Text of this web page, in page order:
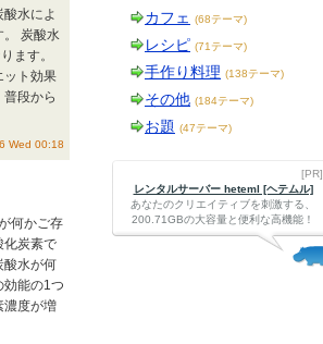
水によ
。 炭酸水
ます。
ット効果
段から
Wed 00:18
何かご存
化炭素で
酸水が何
効能の1つ
濃度が増
カフェ (68テーマ)
レシピ (71テーマ)
手作り料理 (138テーマ)
その他 (184テーマ)
お題 (47テーマ)
[PR]
レンタルサーバー heteml [ヘテムル]
あなたのクリエイティブを刺激する、
200.71GBの大容量と便利な高機能！